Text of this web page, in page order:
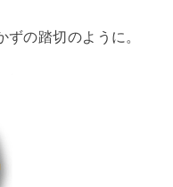
の踏切のように。